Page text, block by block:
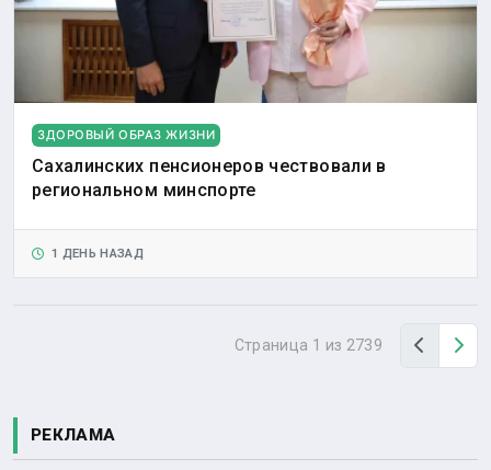
ЗДОРОВЫЙ ОБРАЗ ЖИЗНИ
Сахалинских пенсионеров чествовали в
региональном минспорте
1 ДЕНЬ НАЗАД
Страница 1 из 2739 Назад
РЕКЛАМА